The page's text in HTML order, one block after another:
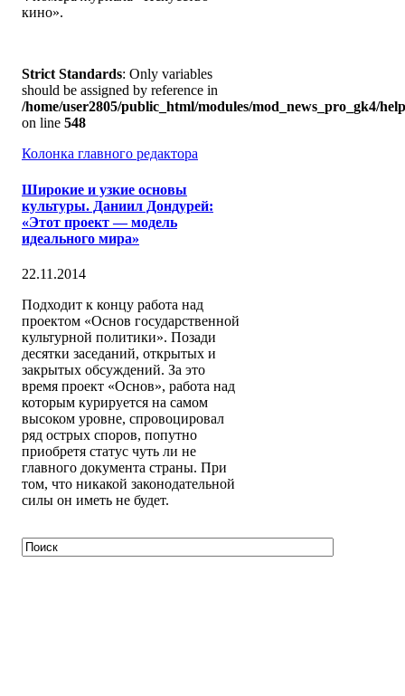
кино».
Strict Standards: Only variables
should be assigned by reference in
/home/user2805/public_html/modules/mod_news_pro_gk4/
on line 548
Колонка главного редактора
Широкие и узкие основы
культуры. Даниил Дондурей:
«Этот проект — модель
идеального мира»
22.11.2014
Подходит к концу работа над
проектом «Основ государственной
культурной политики». Позади
десятки заседаний, открытых и
закрытых обсуждений. За это
время проект «Основ», работа над
которым курируется на самом
высоком уровне, спровоцировал
ряд острых споров, попутно
приобретя статус чуть ли не
главного документа страны. При
том, что никакой законодательной
силы он иметь не будет.